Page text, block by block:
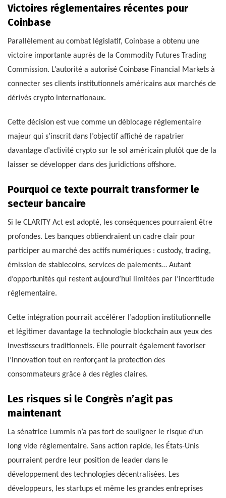
Victoires réglementaires récentes pour
Coinbase
Parallèlement au combat législatif, Coinbase a obtenu une
victoire importante auprès de la Commodity Futures Trading
Commission. L’autorité a autorisé Coinbase Financial Markets à
connecter ses clients institutionnels américains aux marchés de
dérivés crypto internationaux.
Cette décision est vue comme un déblocage réglementaire
majeur qui s’inscrit dans l’objectif affiché de rapatrier
davantage d’activité crypto sur le sol américain plutôt que de la
laisser se développer dans des juridictions offshore.
Pourquoi ce texte pourrait transformer le
secteur bancaire
Si le CLARITY Act est adopté, les conséquences pourraient être
profondes. Les banques obtiendraient un cadre clair pour
participer au marché des actifs numériques : custody, trading,
émission de stablecoins, services de paiements… Autant
d’opportunités qui restent aujourd’hui limitées par l’incertitude
réglementaire.
Cette intégration pourrait accélérer l’adoption institutionnelle
et légitimer davantage la technologie blockchain aux yeux des
investisseurs traditionnels. Elle pourrait également favoriser
l’innovation tout en renforçant la protection des
consommateurs grâce à des règles claires.
Les risques si le Congrès n’agit pas
maintenant
La sénatrice Lummis n’a pas tort de souligner le risque d’un
long vide réglementaire. Sans action rapide, les États-Unis
pourraient perdre leur position de leader dans le
développement des technologies décentralisées. Les
développeurs, les startups et même les grandes entreprises